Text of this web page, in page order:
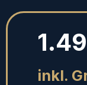
inkl.